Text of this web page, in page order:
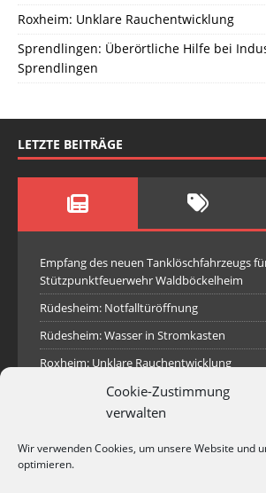
Cookie-Zustimmung
verwalten
Wir verwenden Cookies, um unsere Website und
optimieren.
Roxheim: Unklare Rauchentwicklung
Sprendlingen: Überörtliche Hilfe bei
Sprendlingen
LETZTE BEITRÄGE
Empfang des neuen Tanklöschfahrzeugs
Stützpunktfeuerwehr Waldböckelheim
Rüdesheim: Notfalltüröffnung
Rüdesheim: Wasser in Stromkasten
Roxheim: Unklare Rauchentwicklung
Sprendlingen: Überörtliche Hilfe bei
Sprendlingen
Rüdesheim: Aufgerissener Dieseltank